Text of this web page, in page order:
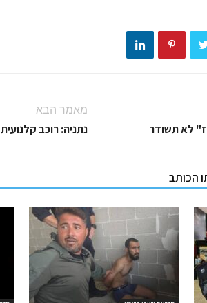
לא תשודר
מאמר הבא
נתניה: רוכב
הכותב